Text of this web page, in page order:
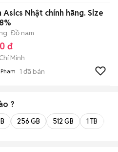
Nhật chính hãng. Size
Đồ nam
đ
Minh
1 đã bán
?
256 GB 512 GB 1 TB